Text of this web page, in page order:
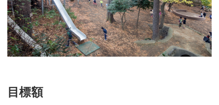
目標額